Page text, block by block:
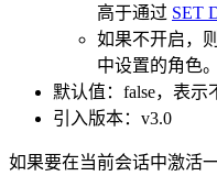
高于通过 SET
如果不开启，
中设置的角色。
默认值：false，表示
引入版本：v3.0
如果要在当前会话中激活